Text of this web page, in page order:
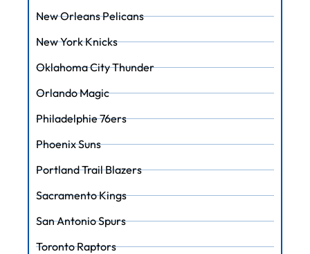
New Orleans Pelicans
New York Knicks
Oklahoma City Thunder
Orlando Magic
Philadelphie 76ers
Phoenix Suns
Portland Trail Blazers
Sacramento Kings
San Antonio Spurs
Toronto Raptors